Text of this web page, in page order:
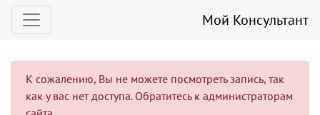
Мой Консультант
К сожалению, Вы не можете посмотреть запись, так
как у вас нет доступа. Обратитесь к администраторам